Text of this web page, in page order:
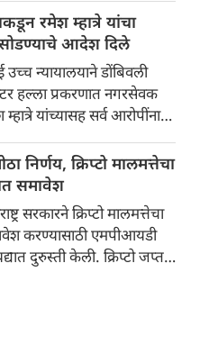
समर्थकांनी पाठवलेल्या या
मुंबई पोलिसांनी सायबर
सुरू केला आहे.
रमेश म्हात्रे यांचा
आदेश दिले
उच्च न्यायालयाने डोंबिवली
हल्ला प्रकरणात नगरसेवक
यांच्यासह सर्व आरोपींना
दिला आहे. तथापि,
जामिनावर कठोर अटी
आहेत. सर्वात महत्त्वाची अट
आहे की, पुढील आदेश येईपर्यंत
यांनी महाराष्ट्राबाहेरच
निर्णय, क्रिप्टो मालमत्तेचा
समावेश
सरकारने क्रिप्टो मालमत्तेचा
करण्यासाठी एमपीआयडी
दुरुस्ती केली. क्रिप्टो जप्त